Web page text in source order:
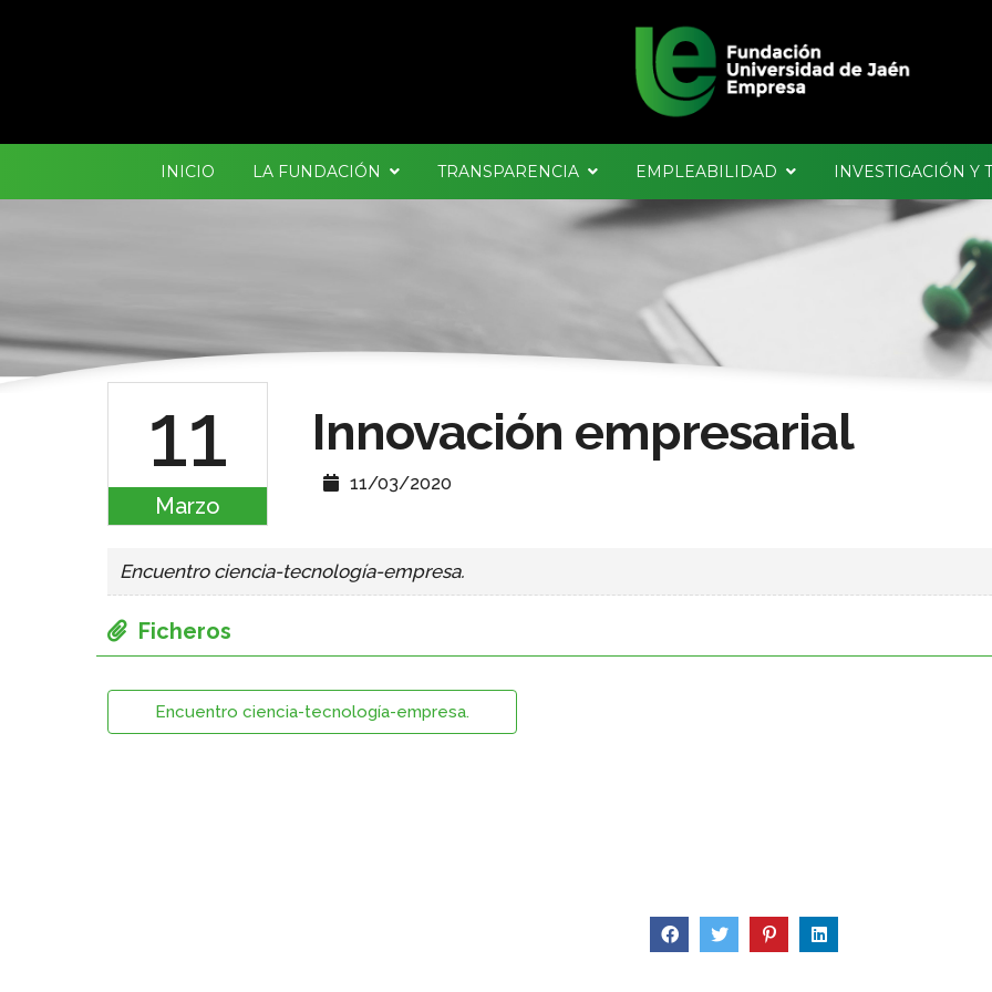
INICIO LA FUNDACIÓN TRANSPARENCIA EMPLEABILIDAD INVESTIGACIÓN Y
11
Marzo
Innovación empresarial
11/03/2020
Encuentro ciencia-tecnología-empresa.
Encuentro ciencia-tecnología-empresa.